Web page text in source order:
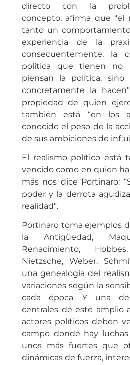
directo con la
concepto, afirma que “el
tanto un
experiencia de la
consecuentemente, la
política que tienen no
piensan la política, sino
concretamente la hacen”
propiedad de quien
también está “en los
conocido el peso de la
de sus ambiciones de
El realismo político está
vencido como en quien
más nos dice Portinaro:
poder y la derrota
realidad”.
Portinaro toma ejemplos
la Antigüedad,
Renacimiento,
Nietzsche, Weber,
una genealogía del
variaciones según la
cada época. Y una de
centrales de este amplio
actores políticos deben
campo donde hay
unos más fuertes que
dinámicas de fuerza,